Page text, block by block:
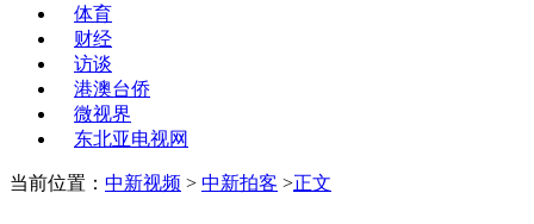
体育
财经
访谈
港澳台侨
微视界
东北亚电视网
当前位置： 中新视频 > 中新拍客 >正文